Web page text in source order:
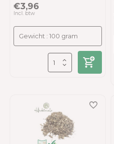
€3,96
Incl. btw